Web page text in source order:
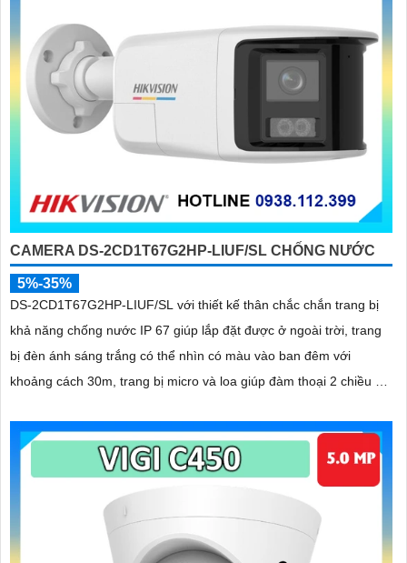
CAMERA DS-2CD1T67G2HP-LIUF/SL CHỐNG NƯỚC
5%-35%
DS-2CD1T67G2HP-LIUF/SL với thiết kế thân chắc chắn trang bị
khả năng chống nước IP 67 giúp lắp đặt được ở ngoài trời, trang
bị đèn ánh sáng trắng có thể nhìn có màu vào ban đêm với
khoảng cách 30m, trang bị micro và loa giúp đàm thoại 2 chiều ấn